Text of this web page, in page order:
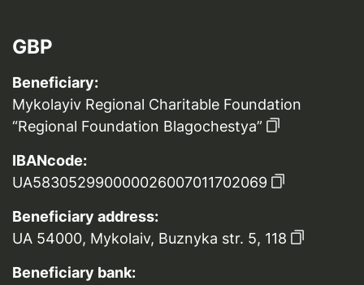
GBP
Beneficiary:
Mykolayiv Regional Charitable Foundation
“Regional Foundation Blagochestya”
IBANcode:
UA583052990000026007011702069
Beneficiary address:
UA 54000, Mykolaiv, Buznyka str. 5, 118
Beneficiary bank: